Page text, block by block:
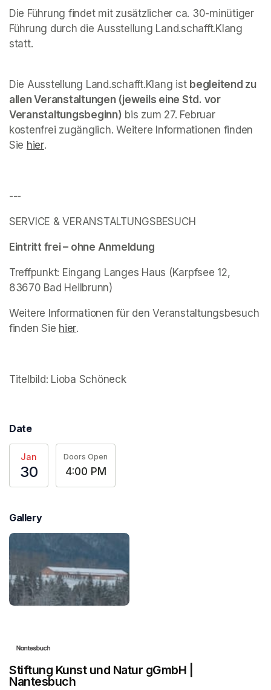
Die Führung findet mit zusätzlicher ca. 30-minütiger
Führung durch die Ausstellung Land.schafft.Klang
statt.
Die Ausstellung Land.schafft.Klang ist begleitend zu
allen Veranstaltungen (jeweils eine Std. vor
Veranstaltungsbeginn) bis zum 27. Februar
kostenfrei zugänglich. Weitere Informationen finden
Sie hier(opens in a new tab)
.
---
SERVICE & VERANSTALTUNGSBESUCH
Eintritt frei – (opens in a new tab)
ohne Anmeldung
(opens in a new tab)
Treffpunkt: Eingang Langes Haus (Karpfsee 12,
83670 Bad Heilbrunn)
Weitere Informationen für den Veranstaltungsbesuch
finden Sie (opens in a new tab)
hier(opens in a new tab)
.
Titelbild: Lioba Schöneck(opens in a new tab)
Date
Jan
30
Doors Open
4:00 PM
Gallery
Stiftung Kunst und Natur gGmbH |
Nantesbuch